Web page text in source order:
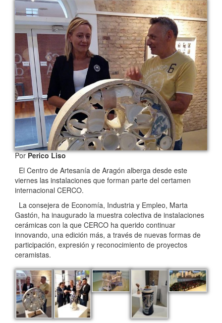
PorPerico Liso
El Centro de Artesanía de Aragón alberga desde este
viernes las instalaciones que forman parte del certamen
internacional CERCO.
La consejera de Economía, Industria y Empleo, Marta
Gastón, ha inaugurado la muestra colectiva de instalaciones
cerámicas con la que CERCO ha querido continuar
innovando, una edición más, a través de nuevas formas de
participación, expresión y reconocimiento de proyectos
ceramistas.